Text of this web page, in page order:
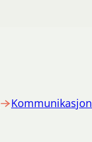
Kommunikasjon